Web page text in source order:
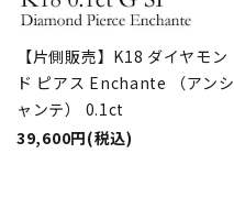
【片側販売】K18 ダイヤモン
ド ピアス Enchante （アンシ
ャンテ） 0.1ct
39,600円(税込)